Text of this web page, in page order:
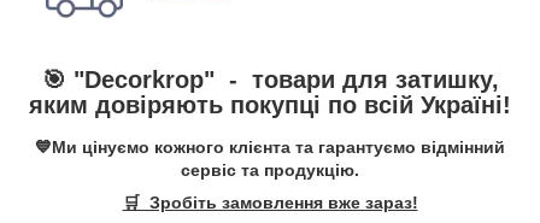
🎯 "Decorkrop" - товари для затишку,
яким довіряють покупці по всій Україні!
💙Ми цінуємо кожного клієнта та гарантуємо відмінний
сервіс та продукцію.
🛒 Зробіть замовлення вже зараз!